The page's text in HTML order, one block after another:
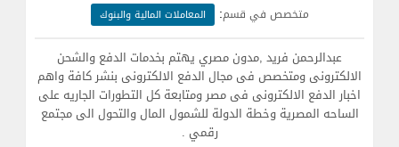
متخصص في قسم: المعاملات المالية والبنوك
عبدالرحمن فريد ,مدون مصري يهتم بخدمات الدفع والشحن
الالكترونى ومتخصص فى مجال الدفع الالكترونى بنشر كافة واهم
اخبار الدفع الالكترونى فى مصر ومتابعة كل التطورات الجاريه على
الساحه المصرية وخطة الدولة للشمول المال والتحول الى مجتمع
رقمي .